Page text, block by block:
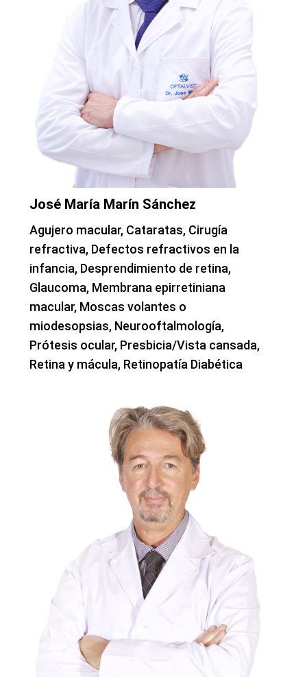
José María Marín Sánchez
Agujero macular, Cataratas, Cirugía
refractiva, Defectos refractivos en la
infancia, Desprendimiento de retina,
Glaucoma, Membrana epirretiniana
macular, Moscas volantes o
miodesopsias, Neurooftalmología,
Prótesis ocular, Presbicia/Vista cansada,
Retina y mácula, Retinopatía Diabética